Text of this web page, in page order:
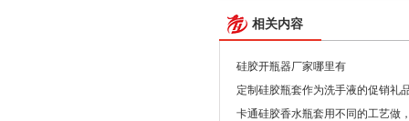
相关内容
硅胶开瓶器厂家哪里有
定制硅胶瓶套作为洗手液的促销礼
卡通硅胶香水瓶套用不同的工艺做